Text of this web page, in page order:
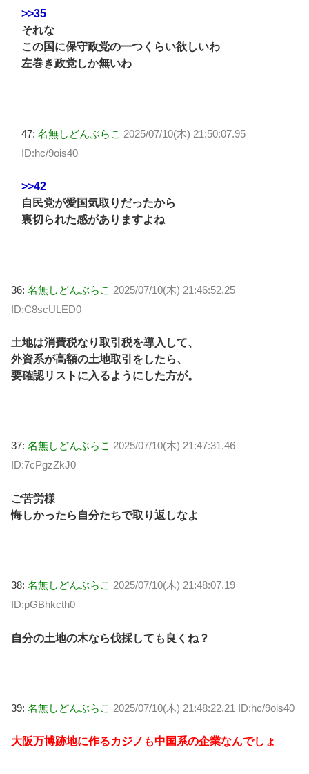
>>35
それな
この国に保守政党の一つくらい欲しいわ
左巻き政党しか無いわ
47: 名無しどんぶらこ 2025/07/10(木) 21:50:07.95
ID:hc/9ois40
>>42
自民党が愛国気取りだったから
裏切られた感がありますよね
36: 名無しどんぶらこ 2025/07/10(木) 21:46:52.25
ID:C8scULED0
土地は消費税なり取引税を導入して、
外資系が高額の土地取引をしたら、
要確認リストに入るようにした方が。
37: 名無しどんぶらこ 2025/07/10(木) 21:47:31.46
ID:7cPgzZkJ0
ご苦労様
悔しかったら自分たちで取り返しなよ
38: 名無しどんぶらこ 2025/07/10(木) 21:48:07.19
ID:pGBhkcth0
自分の土地の木なら伐採しても良くね？
39: 名無しどんぶらこ 2025/07/10(木) 21:48:22.21 ID:hc/9ois40
大阪万博跡地に作るカジノも中国系の企業なんでしょ